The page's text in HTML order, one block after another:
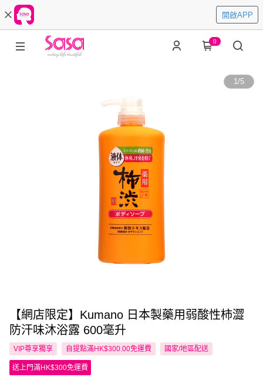
開啟APP
0
1/5
【網店限定】Kumano 日本製藥用弱酸性柿澀
防汗味沐浴露 600毫升
VIP尊享獨享 自提點滿HK$300.00免運費 國家/地區配送
送上門滿HK$300免運費